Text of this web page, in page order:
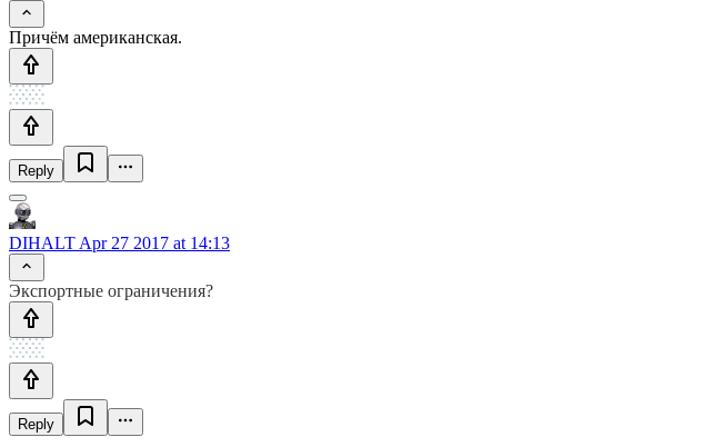
Причём американская.
Reply
DIHALT Apr 27 2017 at 14:13
Экспортные ограничения?
Reply